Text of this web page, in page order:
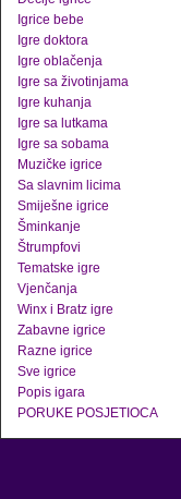
Igrice bebe
Igre doktora
Igre oblačenja
Igre sa životinjama
Igre kuhanja
Igre sa lutkama
Igre sa sobama
Muzičke igrice
Sa slavnim licima
Smiješne igrice
Šminkanje
Štrumpfovi
Tematske igre
Vjenčanja
Winx i Bratz igre
Zabavne igrice
Razne igrice
Sve igrice
Popis igara
PORUKE POSJETIOCA